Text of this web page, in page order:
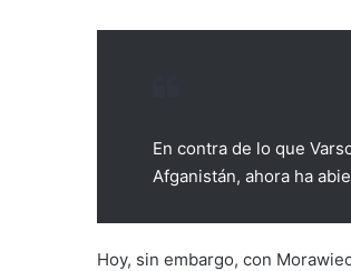
En contra de lo que
Afganistán, ahora ha
Hoy, sin embargo, con